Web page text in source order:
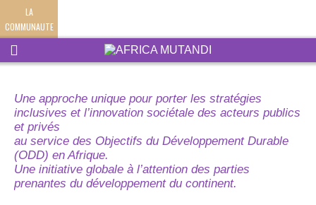
LA
COMMUNAUTE
Une approche unique pour porter les stratégies
inclusives et l’innovation sociétale des acteurs publics
et privés
au service des Objectifs du Développement Durable
(ODD) en Afrique.
Une initiative globale à l’attention des parties
prenantes du développement du continent.